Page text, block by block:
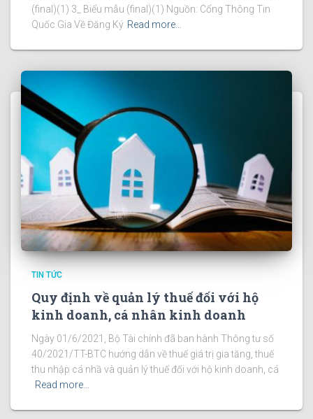
(final)(1) 3_ Biểu mẫu (final)(1) Nguồn: Cổng Thông Tin
Quốc Gia Về Đăng Ký Read more…
TIN TỨC
Quy định về quản lý thuế đối với hộ
kinh doanh, cá nhân kinh doanh
Ngày 01/6/2021, Bộ Tài chính đã ban hành Thông tư số
40/2021/TT-BTC hướng dẫn về thuế giá trị gia tăng, thuế
thu nhập cá nhầ và quản lý thuế đối với hộ kinh doanh, cá
Read more…